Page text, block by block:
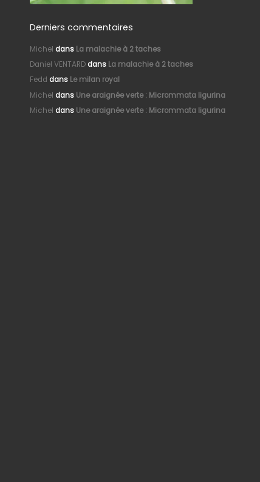
Derniers commentaires
Michel dans La malachie à 2 taches
Daniel VENTARD dans La malachie à 2 taches
Fedd dans Le milan royal
Michel dans Une araignée verte : Micrommata ligurina
Michel dans Une araignée verte : Micrommata ligurina